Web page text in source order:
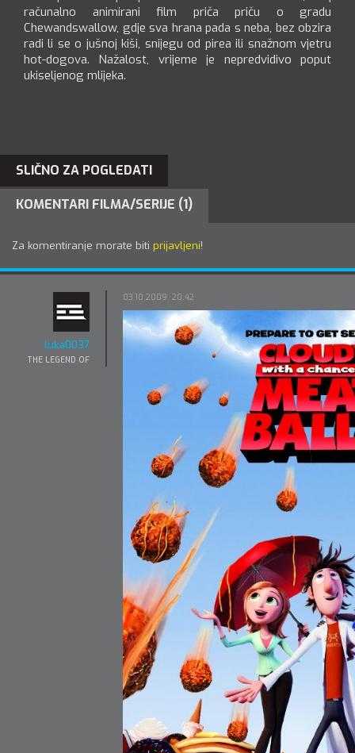
računalno animirani film priča priču o gradu
Chewandswallow, gdje sva hrana pada s neba, bez obzira
radi li se o jušnoj kiši, snijegu od pirea ili snažnom vjetru
hot-dogova. Nažalost, vrijeme je nepredvidivo poput
ukiseljenog mlijeka.
SLIČNO ZA POGLEDATI
KOMENTARI FILMA/SERIJE (1)
Za komentiranje morate biti prijavljeni!
luka0037
THE LEGEND OF
03.10.2009. 20:42